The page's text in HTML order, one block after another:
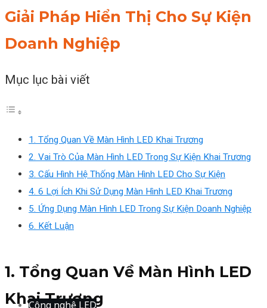
Công nghệ LED
Giải Pháp Hiển Thị Cho Sự Kiện
Doanh Nghiệp
Mục lục bài viết
1. Tổng Quan Về Màn Hình LED Khai Trương
2. Vai Trò Của Màn Hình LED Trong Sự Kiện Khai Trương
3. Cấu Hình Hệ Thống Màn Hình LED Cho Sự Kiện
4. 6 Lợi Ích Khi Sử Dụng Màn Hình LED Khai Trương
5. Ứng Dụng Màn Hình LED Trong Sự Kiện Doanh Nghiệp
6. Kết Luận
1. Tổng Quan Về Màn Hình LED
Khai Trương